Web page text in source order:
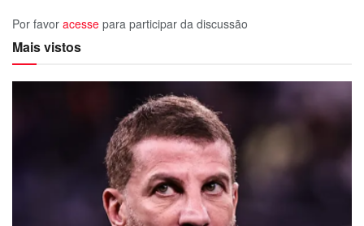
Por favor acesse para participar da discussão
Mais vistos